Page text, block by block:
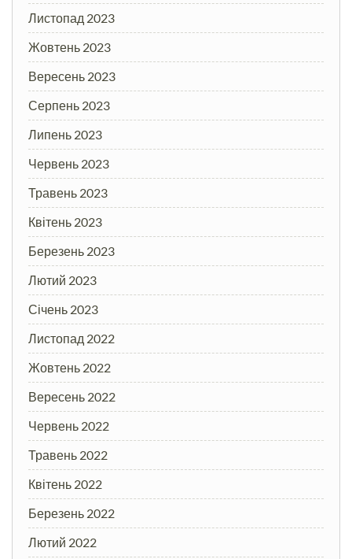
Листопад 2023
Жовтень 2023
Вересень 2023
Серпень 2023
Липень 2023
Червень 2023
Травень 2023
Квітень 2023
Березень 2023
Лютий 2023
Січень 2023
Листопад 2022
Жовтень 2022
Вересень 2022
Червень 2022
Травень 2022
Квітень 2022
Березень 2022
Лютий 2022